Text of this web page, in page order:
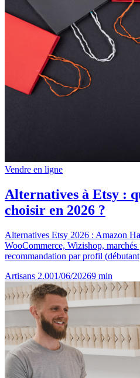
Vendre en ligne
Alternatives à Etsy :
choisir en 2026 ?
Alternatives Etsy 2026 : Amazon
WooCommerce, Wizishop,
recommandation par profil
Artisans 2.001/06/20269 min